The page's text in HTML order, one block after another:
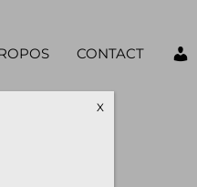
CONTACT
X